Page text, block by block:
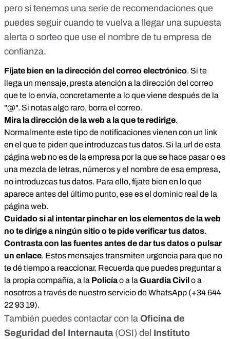
pero sí tenemos una serie de recomendaciones que
puedes seguir cuando te vuelva a llegar una supuesta
alerta o sorteo que use el nombre de tu empresa de
confianza.
Fíjate bien en la dirección del correo electrónico. Si te
llega un mensaje, presta atención a la dirección del correo
que te lo envía, concretamente a lo que viene después de la
"@". Si notas algo raro, borra el correo.
Mira la dirección de la web a la que te redirige.
Normalmente este tipo de notificaciones vienen con un link
en el que te piden que introduzcas tus datos. Si la url de esta
página web no es de la empresa por la que se hace pasar o es
una mezcla de letras, números y el nombre de esa empresa,
no introduzcas tus datos. Para ello, fíjate bien en lo que
aparece antes del último punto, ese es el dominio real de la
página web.
Cuidado si al intentar pinchar en los elementos de la web
no te dirige a ningún sitio o te pide verificar tus datos.
Contrasta con las fuentes antes de dar tus datos o pulsar
un enlace. Estos mensajes transmiten urgencia para que no
te dé tiempo a reaccionar. Recuerda que puedes preguntar a
la propia compañía, a la Policíao a la Guardia Civilo a
nosotros a través de nuestro servicio de WhatsApp (+34 644
22 93 19).
También puedes contactar con la Oficina de
Seguridad del Internauta(OSI) del Instituto